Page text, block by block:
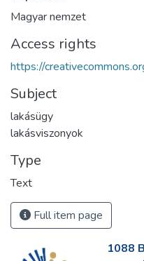
Magyar nemzet
Access rights
https://
Subject
lakásügy
lakásviszonyok
Type
Text
Full item page
1088